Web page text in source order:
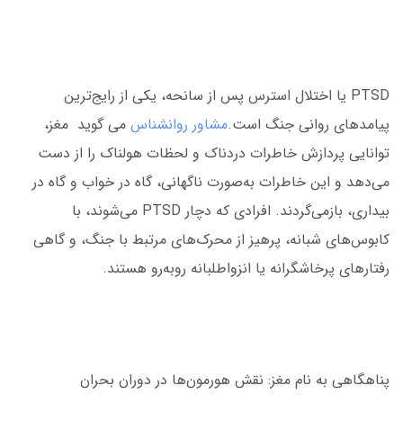
PTSD یا اختلال استرس پس از سانحه، یکی از رایج‌ترین
پیامدهای روانی جنگ است.مشاور روانشناس می گوید مغز،
توانایی پردازش خاطرات دردناک و لحظات هولناک را از دست
می‌دهد و این خاطرات به‌صورت ناگهانی، گاه در خواب و گاه در
بیداری، بازمی‌گردند. افرادی که دچار PTSD می‌شوند، با
کابوس‌های شبانه، پرهیز از محرک‌های مرتبط با جنگ، و گاهی
رفتارهای پرخاشگرانه یا انزواطلبانه روبه‌رو هستند.
پناهگاهی به نام مغز: نقش هورمون‌ها در دوران بحران